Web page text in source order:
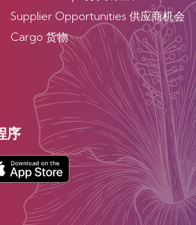
Supplier Opportunities 供应商机会
Cargo 货物
序